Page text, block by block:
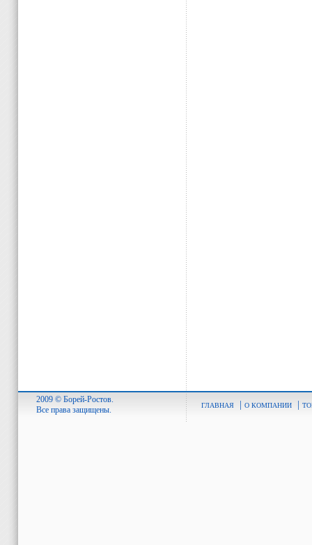
2009 © Борей-Ростов.
Все права защищены.
ГЛАВНАЯ О КОМПАНИИ